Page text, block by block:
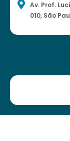
Av. Prof.
010, São